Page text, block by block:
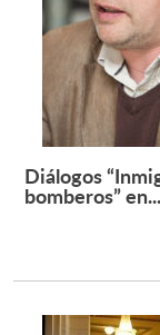
Postgrado
Formación
Estudiantes
Académicos
Diálogos
bomberos” en...